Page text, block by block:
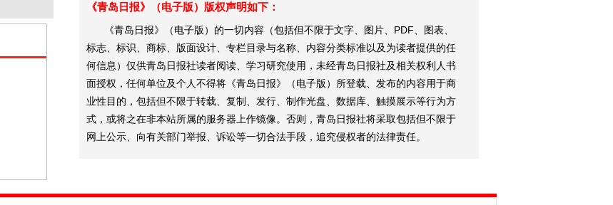
《青岛日报》（电子版）版权声明如下：
《青岛日报》（电子版）的一切内容（包括但不限于文字、图片、PDF、图表、
标志、标识、商标、版面设计、专栏目录与名称、内容分类标准以及为读者提供的任
何信息）仅供青岛日报社读者阅读、学习研究使用，未经青岛日报社及相关权利人书
面授权，任何单位及个人不得将《青岛日报》（电子版）所登载、发布的内容用于商
业性目的，包括但不限于转载、复制、发行、制作光盘、数据库、触摸展示等行为方
式，或将之在非本站所属的服务器上作镜像。否则，青岛日报社将采取包括但不限于
网上公示、向有关部门举报、诉讼等一切合法手段，追究侵权者的法律责任。